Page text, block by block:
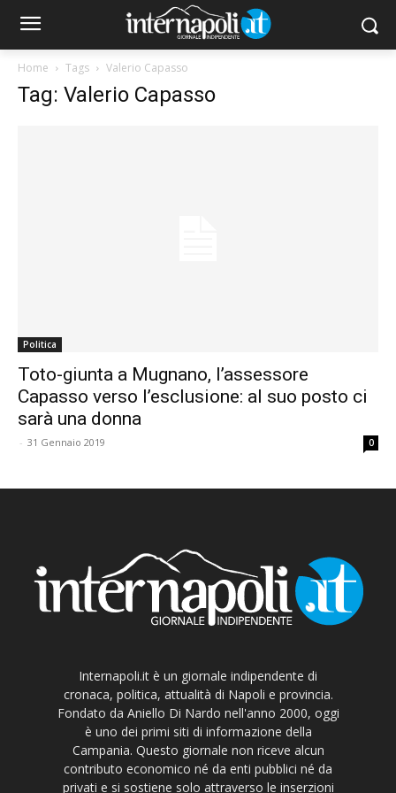
Home Tags Valerio Capasso
Tag: Valerio Capasso
Politica
Toto-giunta a Mugnano, l’assessore
Capasso verso l’esclusione: al suo posto ci
sarà una donna
- 31 Gennaio 2019 0
Internapoli.it è un giornale indipendente di
cronaca, politica, attualità di Napoli e provincia.
Fondato da Aniello Di Nardo nell'anno 2000, oggi
è uno dei primi siti di informazione della
Campania. Questo giornale non riceve alcun
contributo economico né da enti pubblici né da
privati e si sostiene solo attraverso le inserzioni